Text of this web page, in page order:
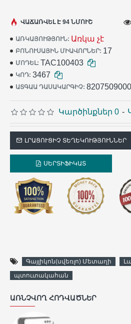
ԱՌԿԱՅՈՒԹՅՈՒՆ: Առկա չէ
ԲՈՆՈՒՍԱՅԻՆ ՄԻԱՎՈՐՆԵՐ: 17
ՄՈԴԵԼ: TAC100403
ԿՈԴ: 3467
ԱՏԳԱԱ ԴԱՍԱԿԱՐԳԻՉ:
ՎԱՃԱՌՎԵԼ Է 94 ՆՄՈՒՇ
Կարծինքներ 0 -
ԼՐԱՑՈՒՑԻՉ ՏԵՂԵԿՈՒԹՅՈՒՆՆԵՐ
ՍԵՐՏԻՖԻԿԱՏ
Գայլիկոն(սվեռլո) Մետաղի
պտուտակահան
ԱՌՆՉՎՈՂ ՀՈԴՎԱԾՆԵՐ